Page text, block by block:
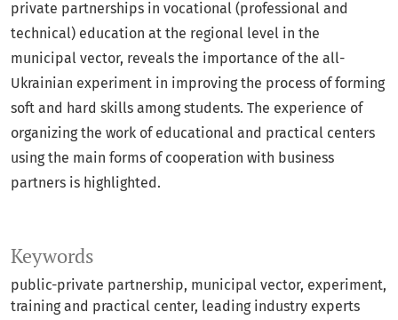
Keywords
public-private partnership, municipal vector, experiment,
training and practical center, leading industry experts
private partnerships in vocational (professional and
technical) education at the regional level in the
municipal vector, reveals the importance of the all-
Ukrainian experiment in improving the process of forming
soft and hard skills among students. The experience of
organizing the work of educational and practical centers
using the main forms of cooperation with business
partners is highlighted.